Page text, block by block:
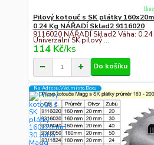
Pilový kotouč s SK plátky
0.24 Kg NÁŘADÍ Sklad2 9116020
9116020 NÁŘADÍ Sklad2 Váha:
Univerzální SK pilový ...
114 Kč/ks
Do košíku
Na Adresu,Výd.místo,Boxu